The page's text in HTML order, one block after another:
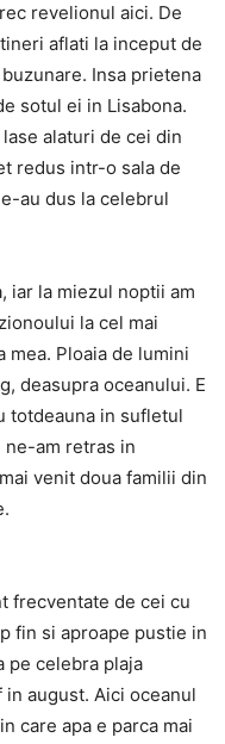
revelionul aici. De
aflati la inceput de
Insa prietena
sotul ei in Lisabona.
alaturi de cei din
redus intr-o sala de
au dus la celebrul
iar la miezul noptii am
la cel mai
Ploaia de lumini
deasupra oceanului. E
totdeauna in sufletul
ne-am retras in
venit doua familii din
frecventate de cei cu
fin si aproape pustie in
pe celebra plaja
in august. Aici oceanul
care apa e parca mai